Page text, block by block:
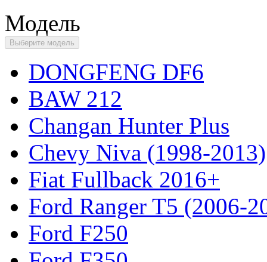
Модель
Выберите модель
DONGFENG DF6
BAW 212
Changan Hunter Plus
Chevy Niva (1998-2013)
Fiat Fullback 2016+
Ford Ranger T5 (2006-
Ford F250